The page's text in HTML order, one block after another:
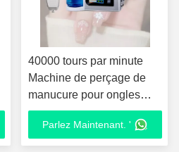
40000 tours par minute
Machine de perçage de
manucure pour ongles
électrique pour salon de
beauté
Parlez Maintenant. '